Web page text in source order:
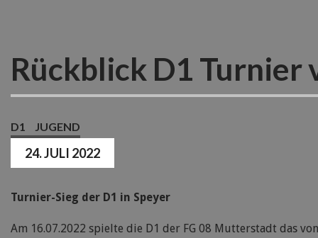
Rückblick D1 Turnier
D1 JUGEND
24. JULI 2022
Turnier-Sieg der D1 in Speyer
Am 16.07.2022 spielte die D1 der FG 08 Mutterstadt das